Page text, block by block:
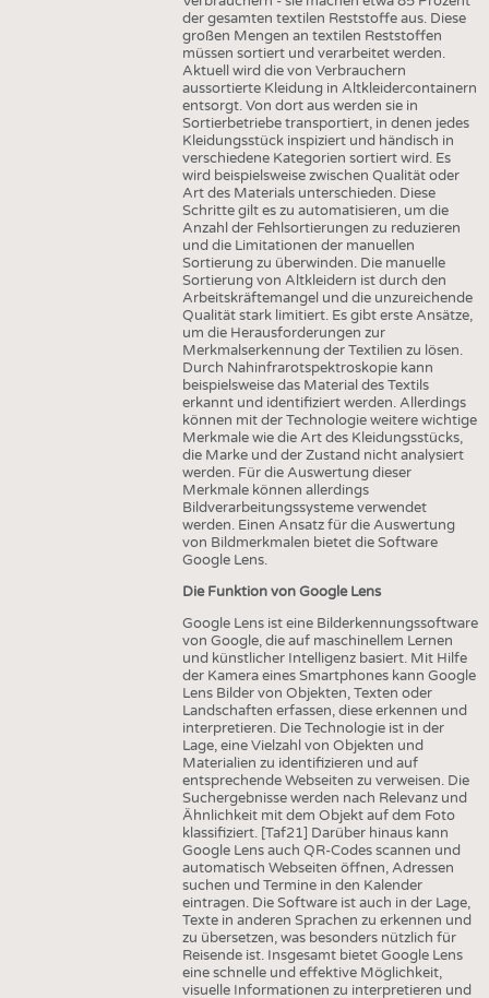
der gesamten textilen Reststoffe aus. Diese
großen Mengen an textilen Reststoffen
müssen sortiert und verarbeitet werden.
Aktuell wird die von Verbrauchern
aussortierte Kleidung in Altkleidercontainern
entsorgt. Von dort aus werden sie in
Sortierbetriebe transportiert, in denen jedes
Kleidungsstück inspiziert und händisch in
verschiedene Kategorien sortiert wird. Es
wird beispielsweise zwischen Qualität oder
Art des Materials unterschieden. Diese
Schritte gilt es zu automatisieren, um die
Anzahl der Fehlsortierungen zu reduzieren
und die Limitationen der manuellen
Sortierung zu überwinden. Die manuelle
Sortierung von Altkleidern ist durch den
Arbeitskräftemangel und die unzureichende
Qualität stark limitiert. Es gibt erste Ansätze,
um die Herausforderungen zur
Merkmalserkennung der Textilien zu lösen.
Durch Nahinfrarotspektroskopie kann
beispielsweise das Material des Textils
erkannt und identifiziert werden. Allerdings
können mit der Technologie weitere wichtige
Merkmale wie die Art des Kleidungsstücks,
die Marke und der Zustand nicht analysiert
werden. Für die Auswertung dieser
Merkmale können allerdings
Bildverarbeitungssysteme verwendet
werden. Einen Ansatz für die Auswertung
von Bildmerkmalen bietet die Software
Google Lens.
Die Funktion von Google Lens
Google Lens ist eine Bilderkennungssoftware
von Google, die auf maschinellem Lernen
und künstlicher Intelligenz basiert. Mit Hilfe
der Kamera eines Smartphones kann Google
Lens Bilder von Objekten, Texten oder
Landschaften erfassen, diese erkennen und
interpretieren. Die Technologie ist in der
Lage, eine Vielzahl von Objekten und
Materialien zu identifizieren und auf
entsprechende Webseiten zu verweisen. Die
Suchergebnisse werden nach Relevanz und
Ähnlichkeit mit dem Objekt auf dem Foto
klassifiziert. [Taf21] Darüber hinaus kann
Google Lens auch QR-Codes scannen und
automatisch Webseiten öffnen, Adressen
suchen und Termine in den Kalender
eintragen. Die Software ist auch in der Lage,
Texte in anderen Sprachen zu erkennen und
zu übersetzen, was besonders nützlich für
Reisende ist. Insgesamt bietet Google Lens
eine schnelle und effektive Möglichkeit,
visuelle Informationen zu interpretieren und